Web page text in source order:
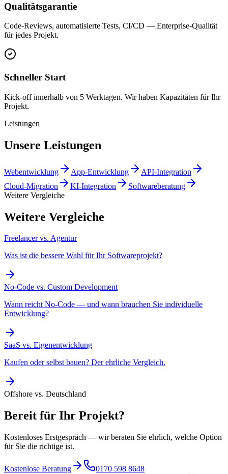
Qualitätsgarantie
Code-Reviews, automatisierte Tests, CI/CD — Enterprise-Qualität
für jedes Projekt.
Schneller Start
Kick-off innerhalb von 5 Werktagen. Wir haben Kapazitäten für Ihr
Projekt.
Leistungen
Unsere Leistungen
Webentwicklung App-Entwicklung
API-Integration
Cloud-Migration
KI-Integration
Softwareberatung
Weitere Vergleiche
Weitere Vergleiche
Freelancer vs. Agentur
Was ist die bessere Wahl für Ihr Softwareprojekt?
No-Code vs. Custom Development
Wann reicht No-Code — und wann brauchen Sie individuelle
Entwicklung?
SaaS vs. Eigenentwicklung
Kaufen oder selbst bauen? Der ehrliche Vergleich.
Offshore vs. Deutschland
Bereit für Ihr Projekt?
Kostenloses Erstgespräch — wir beraten Sie ehrlich, welche Option
für Sie die richtige ist.
Kostenlose Beratung
0170 598 8648